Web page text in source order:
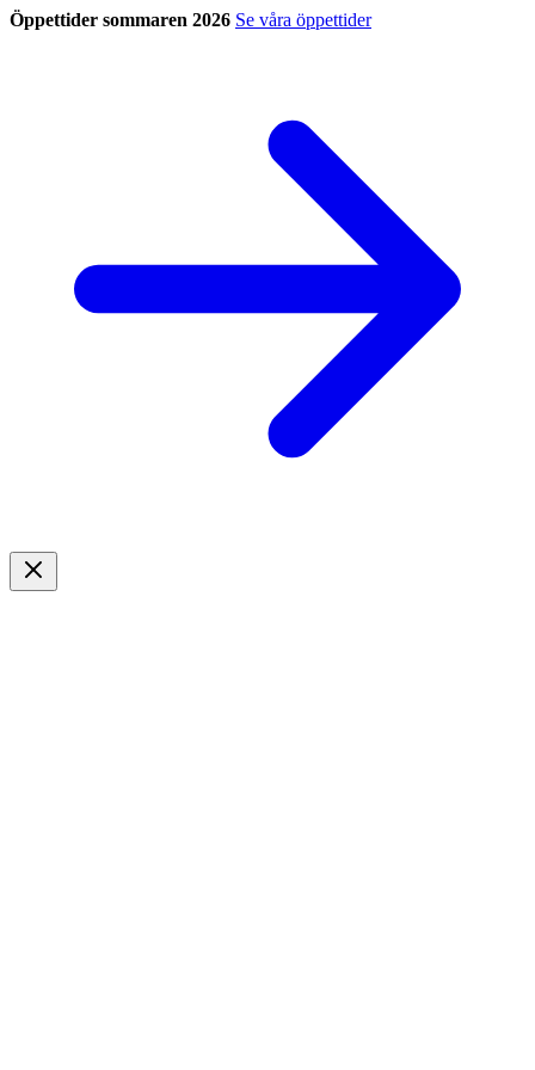
Öppettider sommaren 2026 Se våra öppettider